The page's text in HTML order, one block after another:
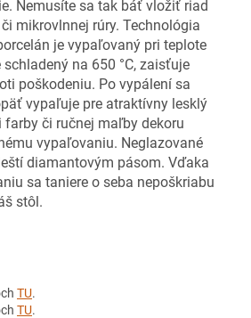
Nemusíte sa tak báť vložiť riad
mikrovlnnej rúry. Technológia
je vypaľovaný pri teplote
schladený na 650 °C, zaisťuje
poškodeniu. Po vypálení sa
vypaľuje pre atraktívny lesklý
či ručnej maľby dekoru
vypaľovaniu. Neglazované
diamantovým pásom. Vďaka
sa taniere o seba nepoškriabu
stôl.
TU.
TU.